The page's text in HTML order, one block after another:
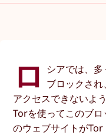
ロ
シアでは、
ブロックさ
アクセスできないよ
Torを使ってこのブロ
のウェブサイトが